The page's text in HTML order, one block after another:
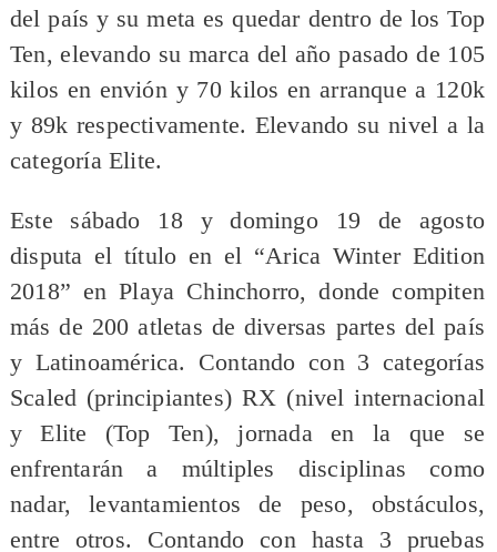
del país y su meta es quedar dentro de los Top
Ten, elevando su marca del año pasado de 105
kilos en envión y 70 kilos en arranque a 120k
y 89k respectivamente. Elevando su nivel a la
categoría Elite.
Este sábado 18 y domingo 19 de agosto
disputa el título en el “Arica Winter Edition
2018” en Playa Chinchorro, donde compiten
más de 200 atletas de diversas partes del país
y Latinoamérica. Contando con 3 categorías
Scaled (principiantes) RX (nivel internacional
y Elite (Top Ten), jornada en la que se
enfrentarán a múltiples disciplinas como
nadar, levantamientos de peso, obstáculos,
entre otros. Contando con hasta 3 pruebas